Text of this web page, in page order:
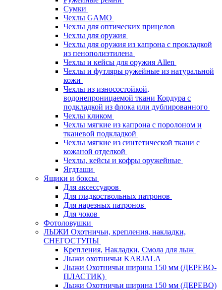
Сумки
Чехлы GAMO
Чехлы для оптических прицелов
Чехлы для оружия
Чехлы для оружия из капрона с прокладкой
из пенополиэтилена
Чехлы и кейсы для оружия Allen
Чехлы и футляры ружейные из натуральной
кожи
Чехлы из износостойкой,
водонепроницаемой ткани Кордура с
подкладкой из флока или дублированного
Чехлы кликом
Чехлы мягкие из капрона с поролоном и
тканевой подкладкой
Чехлы мягкие из синтетической ткани с
кожаной отделкой
Чехлы, кейсы и кофры оружейные
Ягдташи
Ящики и боксы
Для аксессуаров
Для гладкоствольных патронов
Для нарезных патронов
Для чоков
Фотоловушки
ЛЫЖИ Охотничьи, крепления, накладки,
СНЕГОСТУПЫ
Крепления, Накладки, Смола для лыж
Лыжи охотничьи KARJALA
Лыжи Охотничьи ширина 150 мм (ДЕРЕВО-
ПЛАСТИК)
Лыжи Охотничьи ширина 150 мм (ДЕРЕВО)